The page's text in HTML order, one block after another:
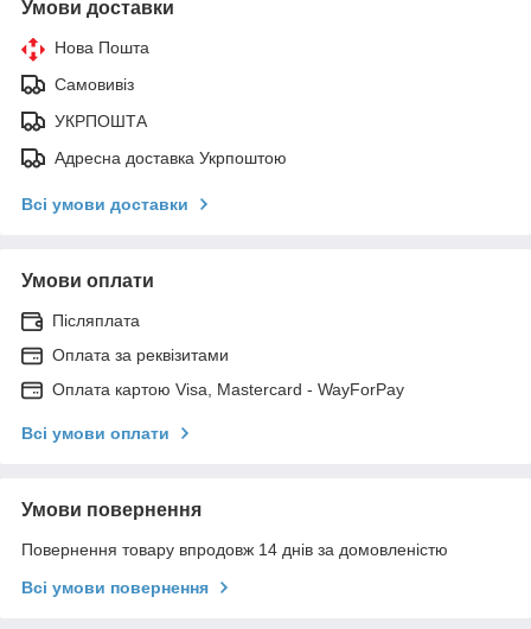
Умови доставки
Нова Пошта
Самовивіз
УКРПОШТА
Адресна доставка Укрпоштою
Всі умови доставки
Умови оплати
Післяплата
Оплата за реквізитами
Оплата картою Visa, Mastercard - WayForPay
Всі умови оплати
Умови повернення
Повернення товару впродовж 14 днів за домовленістю
Всі умови повернення